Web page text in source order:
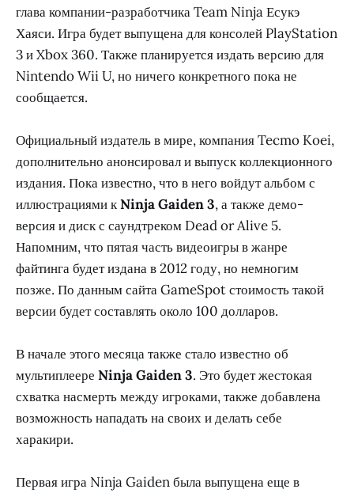
глава компании-разработчика Team Ninja Есукэ
Хаяси. Игра будет выпущена для консолей PlayStation
3 и Xbox 360. Также планируется издать версию для
Nintendo Wii U, но ничего конкретного пока не
сообщается.
Официальный издатель в мире, компания Tecmo Koei,
дополнительно анонсировал и выпуск коллекционного
издания. Пока известно, что в него войдут альбом с
иллюстрациями кNinja Gaiden 3, а также демо-
версия и диск с саундтреком Dead or Alive 5.
Напомним, что пятая часть видеоигры в жанре
файтинга будет издана в 2012 году, но немногим
позже. По данным сайта GameSpot стоимость такой
версии будет составлять около 100 долларов.
В начале этого месяца также стало известно об
мультиплеере Ninja Gaiden 3. Это будет жестокая
схватка насмерть между игроками, также добавлена
возможность нападать на своих и делать себе
харакири.
Первая игра Ninja Gaiden была выпущена еще в